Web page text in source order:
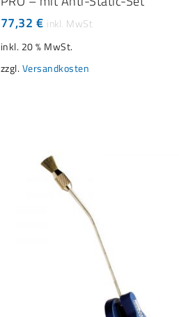
77,32 €
inkl. 20 % MwSt.
zzgl. Versandkosten